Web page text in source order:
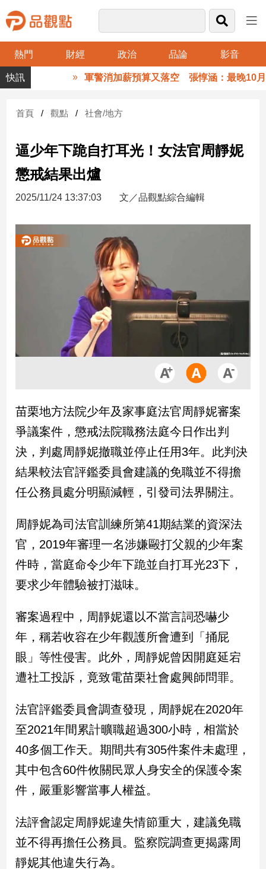
熱門 財經 政治 品論 影音
品
觀
財
台
財
新
產
經/
品
政
治
政
治
焦
品
點
民
調
國
會
觀
岸/
國
際
社
地
方
冠
病
毒
區
軍警消加薪預算又落空 張惇涵：最晚10月與
首頁 觀點 社會/地方
逼少年下跪自打耳光！女法官周靜妮
懲戒結果出爐
2025/11/24 13:37:03 文／品觀點綜合編輯
苗栗地方法院少年及家事庭法官周靜妮審案
爭議案件，懲戒法院職務法庭今日作出判
決，判處周靜妮撤職並停止任用3年。此判決
結果較法官評鑑委員會建議的免職並不得擔
任公務員處分明顯減輕，引發司法界關注。
周靜妮為司法官訓練所第41期結業的資深法
官，2019年審理一名涉嫌毆打父親的少年案
件時，當庭命令少年下跪並自打耳光23下，
要求少年體驗被打滋味。
審案過程中，周靜妮還以不當言詞恐嚇少
年，稱若收容在少年觀護所會遭到「捅屁
眼」等性侵害。此外，周靜妮曾因開庭延宕
遭社工投訴，竟致電苗栗社會處興師問罪。
法官評鑑委員會調查發現，周靜妮在2020年
至2021年間累計曠職超過300小時，相當於
40多個工作天。期間共有305件案件未處理，
其中包含60件攸關民眾人身安全的保護令案
件，嚴重影響當事人權益。
法評會認定周靜妮違失情節重大，建議免職
並不得再擔任公務員。監察院調查更揭露周
靜妮其他違失行為。